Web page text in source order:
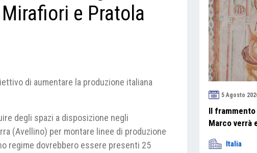
e Pratola
di aumentare la produzione italiana
degli spazi a disposizione negli
(Avellino) per montare linee di produzione
regime dovrebbero essere presenti 25
5 Agosto
Il
Marco verrà
Italia